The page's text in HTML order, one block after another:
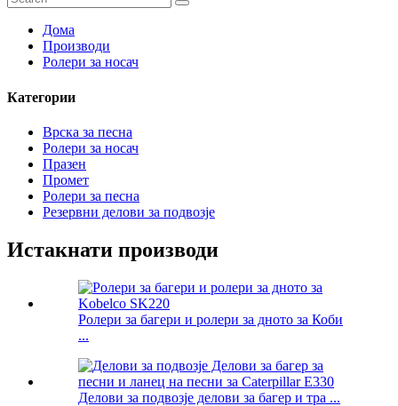
Дома
Производи
Ролери за носач
Категории
Врска за песна
Ролери за носач
Празен
Промет
Ролери за песна
Резервни делови за подвозје
Истакнати производи
Ролери за багери и ролери за дното за Коби
...
Делови за подвозје делови за багер и тра ...